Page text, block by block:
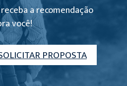
a recomendação
você!
PROPOSTA